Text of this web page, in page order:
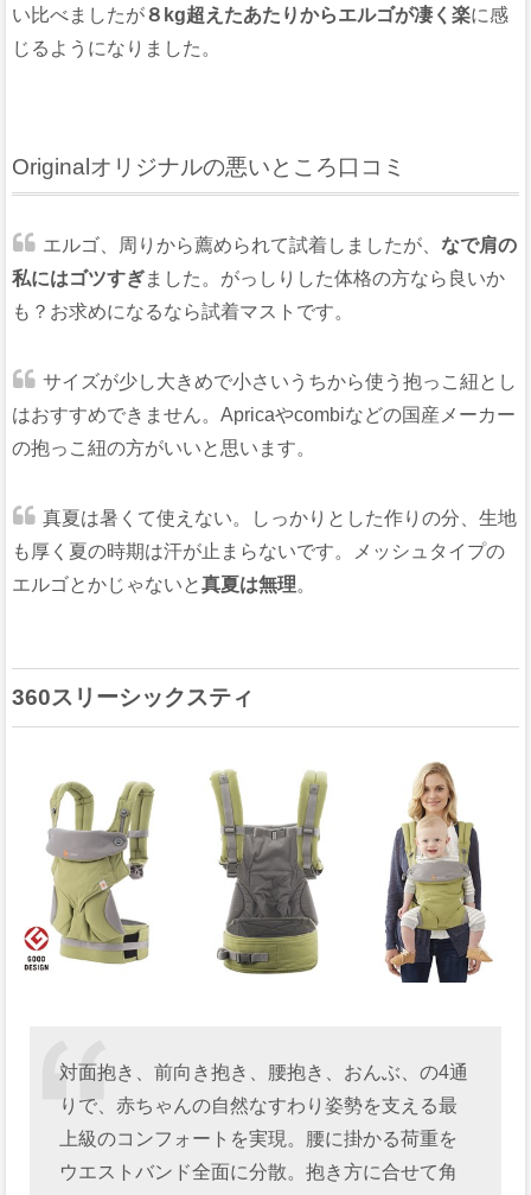
い比べましたが８kg超えたあたりからエルゴが凄く楽に感
じるようになりました。
Originalオリジナルの悪いところ口コミ
エルゴ、周りから薦められて試着しましたが、 なで肩の
私にはゴツすぎました。がっしりした体格の方なら良いか
も？お求めになるなら試着マストです。
サイズが少し大きめで小さいうちから使う抱っこ紐とし
はおすすめできません。Apricaやcombiなどの国産メーカー
の抱っこ紐の方がいいと思います。
真夏は暑くて使えない。しっかりとした作りの分、生地
も厚く夏の時期は汗が止まらないです。メッシュタイプの
エルゴとかじゃないと真夏は無理。
360スリーシックスティ
対面抱き、前向き抱き、腰抱き、おんぶ、の4通
りで、赤ちゃんの自然なすわり姿勢を支える最
上級のコンフォートを実現。腰に掛かる荷重を
ウエストバンド全面に分散。抱き方に合せて角